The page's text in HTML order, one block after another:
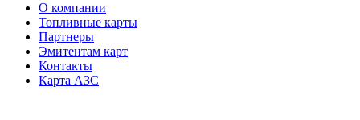
О компании
Топливные карты
Партнеры
Эмитентам карт
Контакты
Карта АЗС